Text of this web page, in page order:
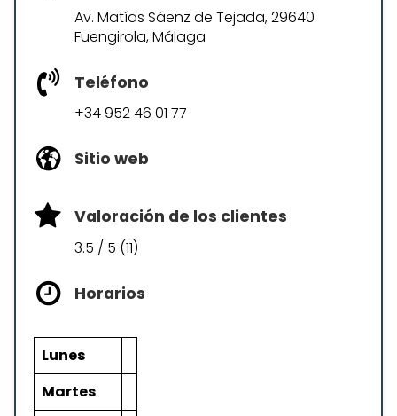
Av. Matías Sáenz de Tejada, 29640
Fuengirola, Málaga
Teléfono
+34 952 46 01 77
Sitio web
Valoración de los clientes
3.5 / 5 (11)
Horarios
Lunes
Martes